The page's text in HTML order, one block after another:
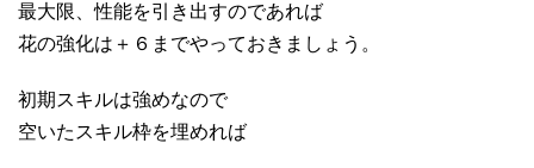
最大限、性能を引き出すのであれば
花の強化は＋６までやっておきましょう。
初期スキルは強めなので
空いたスキル枠を埋めれば